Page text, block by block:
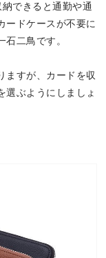
できると通勤や通
ードケースが不要に
二鳥です。
ますが、カードを収
選ぶようにしましょ